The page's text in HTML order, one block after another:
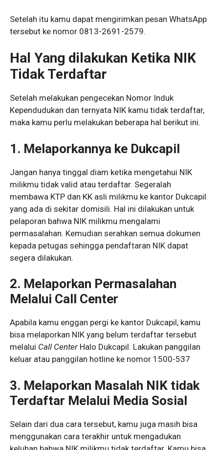
Setelah itu kamu dapat mengirimkan pesan WhatsApp
tersebut ke nomor 0813-2691-2579.
Hal Yang dilakukan Ketika NIK
Tidak Terdaftar
Setelah melakukan pengecekan Nomor Induk
Kependudukan dan ternyata NIK kamu tidak terdaftar,
maka kamu perlu melakukan beberapa hal berikut ini.
1. Melaporkannya ke Dukcapil
Jangan hanya tinggal diam ketika mengetahui NIK
milikmu tidak valid atau terdaftar. Segeralah
membawa KTP dan KK asli milikmu ke kantor Dukcapil
yang ada di sekitar domisili. Hal ini dilakukan untuk
pelaporan bahwa NIK milikmu mengalami
permasalahan. Kemudian serahkan semua dokumen
kepada petugas sehingga pendaftaran NIK dapat
segera dilakukan.
2. Melaporkan Permasalahan
Melalui Call Center
Apabila kamu enggan pergi ke kantor Dukcapil, kamu
bisa melaporkan NIK yang belum terdaftar tersebut
melalui Call Center Halo Dukcapil. Lakukan panggilan
keluar atau panggilan hotline ke nomor 1500-537
3. Melaporkan Masalah NIK tidak
Terdaftar Melalui Media Sosial
Selain dari dua cara tersebut, kamu juga masih bisa
menggunakan cara terakhir untuk mengadukan